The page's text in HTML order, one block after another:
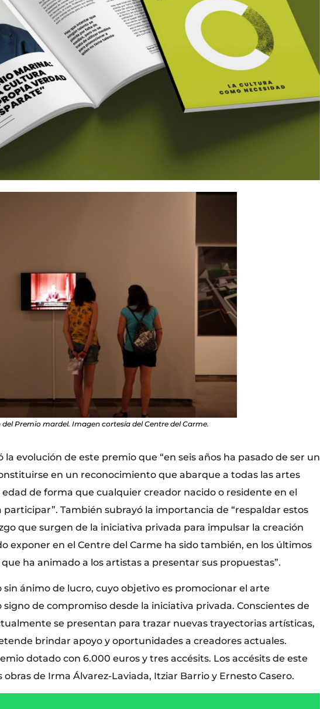
del Premio mardel. Imagen cortesía del Centre del Carme.
la evolución de este premio que “en seis años ha pasado de ser un
en un reconocimiento que abarque a todas las artes
edad de forma que cualquier creador nacido o residente en el
participar”. También subrayó la importancia de “respaldar estos
que surgen de la iniciativa privada para impulsar la creación
exponer en el Centre del Carme ha sido también, en los últimos
ha animado a los artistas a presentar sus propuestas”.
sin ánimo de lucro, cuyo objetivo es promocionar el arte
de compromiso desde la iniciativa privada. Conscientes de
se presentan para trazar nuevas trayectorias artísticas,
brindar apoyo y oportunidades a creadores actuales.
dotado con 6.000 euros y tres accésits. Los accésits de este
obras de Irma Álvarez-Laviada, Itziar Barrio y Ernesto Casero.